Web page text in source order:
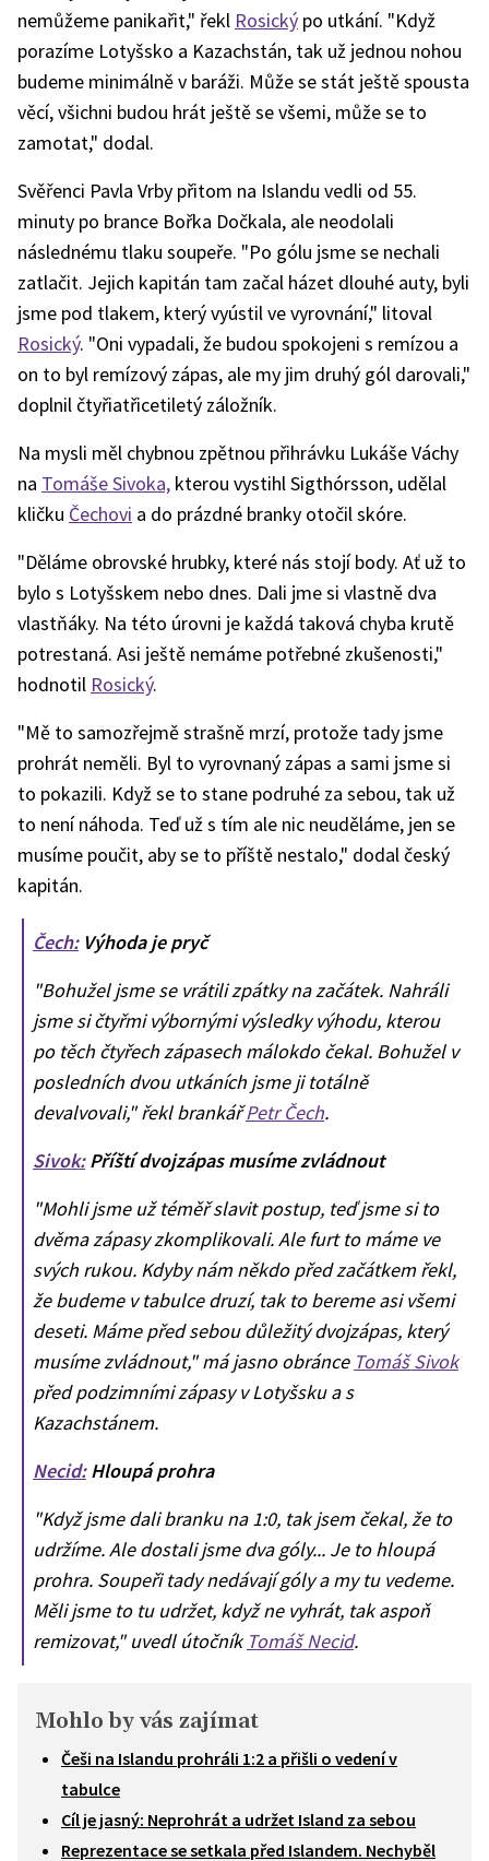
nemůžeme panikařit," řekl Rosický po utkání. "Když
porazíme Lotyšsko a Kazachstán, tak už jednou nohou
budeme minimálně v baráži. Může se stát ještě spousta
věcí, všichni budou hrát ještě se všemi, může se to
zamotat," dodal.
Svěřenci Pavla Vrby přitom na Islandu vedli od 55.
minuty po brance Bořka Dočkala, ale neodolali
následnému tlaku soupeře. "Po gólu jsme se nechali
zatlačit. Jejich kapitán tam začal házet dlouhé auty, byli
jsme pod tlakem, který vyústil ve vyrovnání," litoval
Rosický. "Oni vypadali, že budou spokojeni s remízou a
on to byl remízový zápas, ale my jim druhý gól darovali,"
doplnil čtyřiatřicetiletý záložník.
Na mysli měl chybnou zpětnou přihrávku Lukáše Váchy
na Tomáše Sivoka, kterou vystihl Sigthórsson, udělal
kličku Čechovi a do prázdné branky otočil skóre.
"Děláme obrovské hrubky, které nás stojí body. Ať už to
bylo s Lotyšskem nebo dnes. Dali jme si vlastně dva
vlastňáky. Na této úrovni je každá taková chyba krutě
potrestaná. Asi ještě nemáme potřebné zkušenosti,"
hodnotil Rosický.
"Mě to samozřejmě strašně mrzí, protože tady jsme
prohrát neměli. Byl to vyrovnaný zápas a sami jsme si
to pokazili. Když se to stane podruhé za sebou, tak už
to není náhoda. Teď už s tím ale nic neuděláme, jen se
musíme poučit, aby se to příště nestalo," dodal český
kapitán.
Čech:Výhoda je pryč
"Bohužel jsme se vrátili zpátky na začátek. Nahráli
jsme si čtyřmi výbornými výsledky výhodu, kterou
po těch čtyřech zápasech málokdo čekal. Bohužel v
posledních dvou utkáních jsme ji totálně
devalvovali," řekl brankářPetr Čech.
Sivok:Příští dvojzápas musíme zvládnout
"Mohli jsme už téměř slavit postup, teď jsme si to
dvěma zápasy zkomplikovali. Ale furt to máme ve
svých rukou. Kdyby nám někdo před začátkem řekl,
že budeme v tabulce druzí, tak to bereme asi všemi
deseti. Máme před sebou důležitý dvojzápas, který
musíme zvládnout," má jasno obránce Tomáš Sivok
před podzimními zápasy v Lotyšsku a s
Kazachstánem.
Necid:Hloupá prohra
"Když jsme dali branku na 1:0, tak jsem čekal, že to
udržíme. Ale dostali jsme dva góly... Je to hloupá
prohra. Soupeři tady nedávají góly a my tu vedeme.
Měli jsme to tu udržet, když ne vyhrát, tak aspoň
remizovat," uvedl útočník Tomáš Necid.
Mohlo by vás zajímat
Češi na Islandu prohráli 1:2 a přišli o vedení v
tabulce
Cíl je jasný: Neprohrát a udržet Island za sebou
Reprezentace se setkala před Islandem. Nechyběl